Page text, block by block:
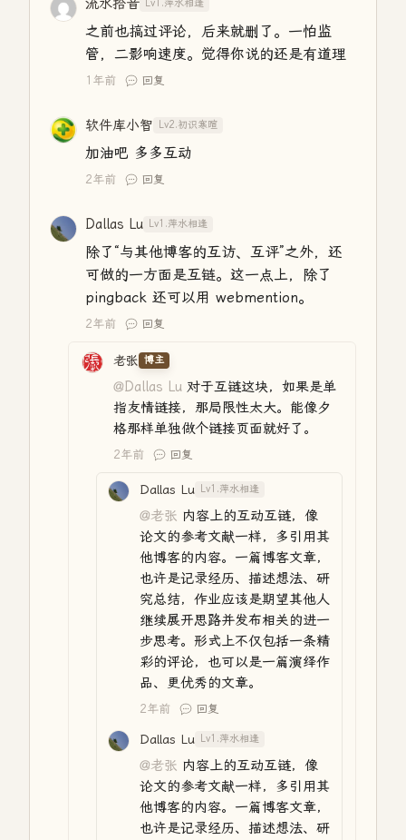
流水拾音 Lv1.萍水相逢
之前也搞过评论，后来就删了。一怕监
管，二影响速度。觉得你说的还是有道理
1年前 回复
软件库小智 Lv2.初识寒暄
加油吧 多多互动
2年前 回复
Dallas Lu Lv1.萍水相逢
除了“与其他博客的互访、互评”之外，还
可做的一方面是互链。这一点上，除了
pingback 还可以用 webmention。
2年前 回复
老张 博主
@Dallas Lu 对于互链这块，如果是单
指友情链接，那局限性太大。能像夕
格那样单独做个链接页面就好了。
2年前 回复
Dallas Lu Lv1.萍水相逢
@老张 内容上的互动互链，像
论文的参考文献一样，多引用其
他博客的内容。一篇博客文章，
也许是记录经历、描述想法、研
究总结，作业应该是期望其他人
继续展开思路并发布相关的进一
步思考。形式上不仅包括一条精
彩的评论，也可以是一篇演绎作
品、更优秀的文章。
2年前 回复
Dallas Lu Lv1.萍水相逢
@老张 内容上的互动互链，像
论文的参考文献一样，多引用其
他博客的内容。一篇博客文章，
也许是记录经历、描述想法、研